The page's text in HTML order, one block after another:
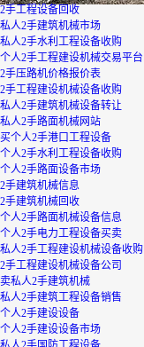
2手工程设备回收
私人2手建筑机械市场
私人2手水利工程设备收购
个人2手工程建设机械交易平台
2手压路机价格报价表
2手工程建设机械设备收购
私人2手建筑机械设备转让
私人2手路面机械网站
买个人2手港口工程设备
个人2手水利工程设备收购
个人2手路面设备市场
2手建筑机械信息
2手建筑机械回收
个人2手路面机械设备信息
个人2手电力工程设备买卖
私人2手工程建设机械设备收购
2手工程建设机械设备公司
卖私人2手建筑机械
私人2手建筑工程设备销售
个人2手建设设备
个人2手建设设备市场